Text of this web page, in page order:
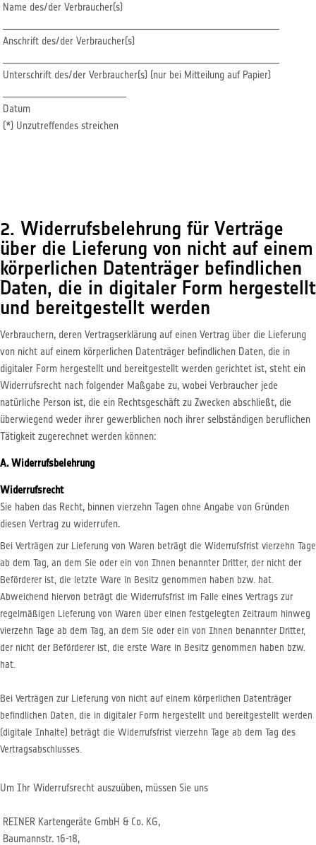
Name des/der Verbraucher(s)
Anschrift des/der Verbraucher(s)
Unterschrift des/der Verbraucher(s) (nur bei Mitteilung auf Papier)
Datum
(*) Unzutreffendes streichen
2. Widerrufsbelehrung für Verträge
über die Lieferung von nicht auf einem
körperlichen Datenträger befindlichen
Daten, die in digitaler Form hergestellt
und bereitgestellt werden
Verbrauchern, deren Vertragserklärung auf einen Vertrag über die Lieferung
von nicht auf einem körperlichen Datenträger befindlichen Daten, die in
digitaler Form hergestellt und bereitgestellt werden gerichtet ist, steht ein
Widerrufsrecht nach folgender Maßgabe zu, wobei Verbraucher jede
natürliche Person ist, die ein Rechtsgeschäft zu Zwecken abschließt, die
überwiegend weder ihrer gewerblichen noch ihrer selbständigen beruflichen
Tätigkeit zugerechnet werden können:
A. Widerrufsbelehrung
Widerrufsrecht
Sie haben das Recht, binnen vierzehn Tagen ohne Angabe von Gründen
diesen Vertrag zu widerrufen.
Bei Verträgen zur Lieferung von Waren beträgt die Widerrufsfrist vierzehn Tage
ab dem Tag, an dem Sie oder ein von Ihnen benannter Dritter, der nicht der
Beförderer ist, die letzte Ware in Besitz genommen haben bzw. hat.
Abweichend hiervon beträgt die Widerrufsfrist im Falle eines Vertrags zur
regelmäßigen Lieferung von Waren über einen festgelegten Zeitraum hinweg
vierzehn Tage ab dem Tag, an dem Sie oder ein von Ihnen benannter Dritter,
der nicht der Beförderer ist, die erste Ware in Besitz genommen haben bzw.
hat.
Bei Verträgen zur Lieferung von nicht auf einem körperlichen Datenträger
befindlichen Daten, die in digitaler Form hergestellt und bereitgestellt werden
(digitale Inhalte) beträgt die Widerrufsfrist vierzehn Tage ab dem Tag des
Vertragsabschlusses.
Um Ihr Widerrufsrecht auszuüben, müssen Sie uns
REINER Kartengeräte GmbH & Co. KG,
Baumannstr. 16-18,